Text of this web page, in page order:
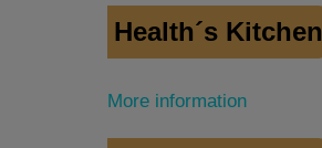
Health´s Kitchen
More information